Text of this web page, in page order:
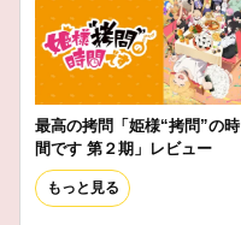
最高の拷問「姫様“拷問”の時
間です 第２期」レビュー
もっと見る